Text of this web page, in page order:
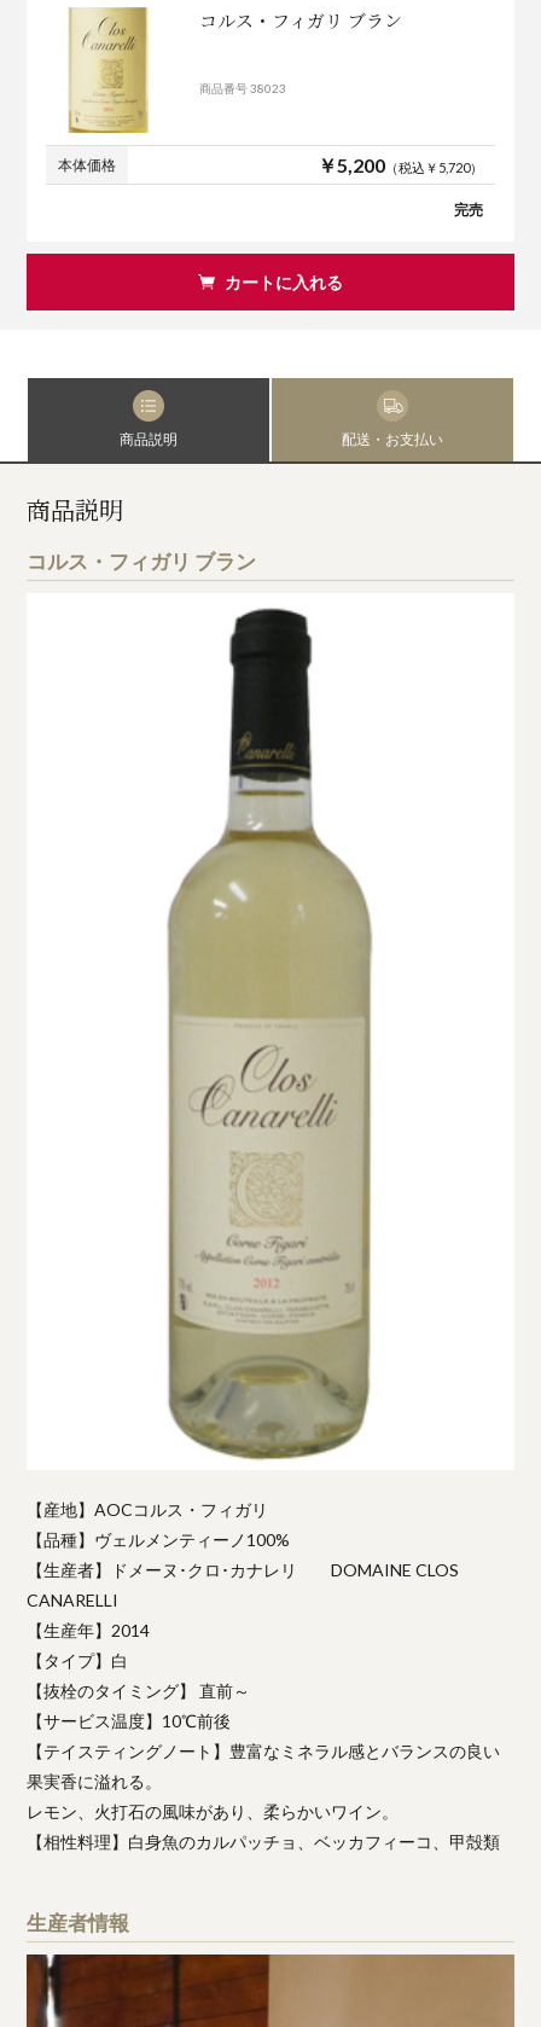
コルス・フィガリ ブラン
商品番号 38023
本体価格 ￥5,200（税込￥5,720）
完売
カートに入れる
商品説明 配送・お支払い
商品説明
コルス・フィガリ ブラン
【産地】AOCコルス・フィガリ
【品種】ヴェルメンティーノ100%
【生産者】ドメーヌ･クロ･カナレリ DOMAINE CLOS
CANARELLI
【生産年】2014
【タイプ】白
【抜栓のタイミング】 直前～
【サービス温度】10℃前後
【テイスティングノート】豊富なミネラル感とバランスの良い
果実香に溢れる。
レモン、火打石の風味があり、柔らかいワイン。
【相性料理】白身魚のカルパッチョ、ベッカフィーコ、甲殻類
生産者情報